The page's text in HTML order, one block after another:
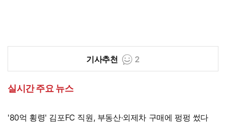
기사추천 2
실시간 주요 뉴스
'80억 횡령' 김포FC 직원, 부동산·외제차 구매에 펑펑 썼다